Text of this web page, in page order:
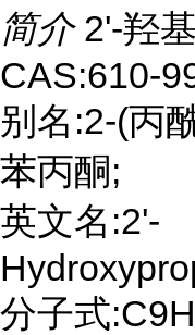
简介 2'-羟
CAS:610-
别名:2-(丙
苯丙酮;
英文名:2'-
分子式